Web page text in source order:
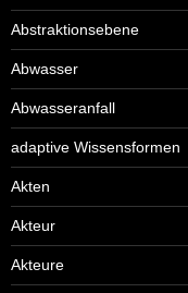
Abstraktionsebene
Abwasser
Abwasseranfall
adaptive Wissensformen
Akten
Akteur
Akteure